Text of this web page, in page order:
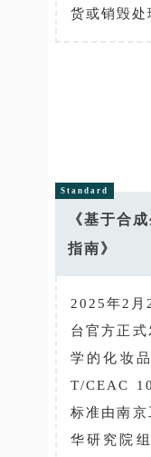
货或销毁处
Standard
《基于合
指南》
2025年2月
台官方正
学的化妆
T/CEAC
标准由南
华研究院